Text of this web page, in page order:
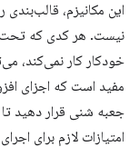
این مکانیزم،
نیست. هر کدی که تحت
خودکار کار نمی‌کند،
مفید است که اجزای
جعبه شنی قرار دهید
امتیازات لازم برای